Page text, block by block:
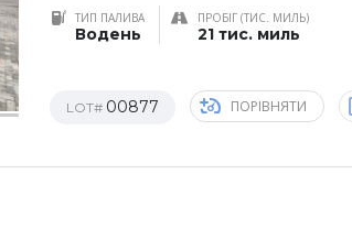
ТИП ПАЛИВА
Водень
ПРОБІГ (ТИС. МИЛЬ)
21 тис. миль
LOT# 00877 ПОРІВНЯТИ